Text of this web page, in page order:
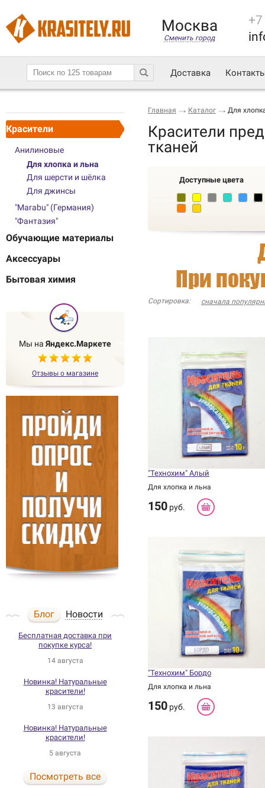
Москва
Сменить город
Доставка
Красители
Анилиновые
Для хлопка и льна
Для шерсти и шёлка
Для джинсы
"Marabu" (Германия)
"Фантазия"
Обучающие материалы
Аксессуары
Бытовая химия
Мы на Яндекс.Маркете
Отзывы о магазине
Блог Новости
Бесплатная доставка при
покупке курса!
14 августа
Новинка! Натуральные
красители!
13 августа
Новинка! Натуральные
красители!
5 августа
Посмотреть все
Главная Каталог Для
Красители
тканей
Доступные цвета
Сортировка: сначала
"Технохим" Алый
Для хлопка и льна
150 руб.
"Технохим" Бордо
Для хлопка и льна
150 руб.